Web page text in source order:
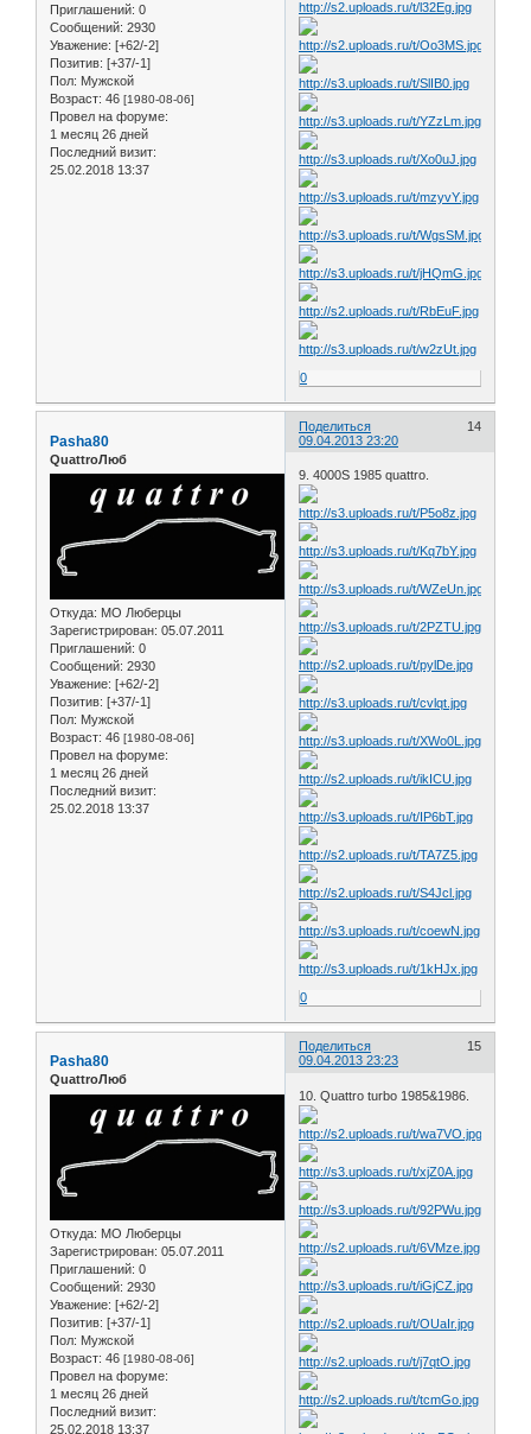
Приглашений: 0
Сообщений: 2930
Уважение: [+62/-2]
Позитив: [+37/-1]
Пол: Мужской
Возраст: 46 [1980-08-06]
Провел на форуме:
1 месяц 26 дней
Последний визит:
25.02.2018 13:37
0
Поделиться
14
09.04.2013 23:20
Pasha80
QuattroЛюб
Откуда: МО Люберцы
Зарегистрирован: 05.07.2011
Приглашений: 0
Сообщений: 2930
Уважение: [+62/-2]
Позитив: [+37/-1]
Пол: Мужской
Возраст: 46 [1980-08-06]
Провел на форуме:
1 месяц 26 дней
Последний визит:
25.02.2018 13:37
9. 4000S 1985 quattro.
0
Поделиться
15
09.04.2013 23:23
Pasha80
QuattroЛюб
Откуда: МО Люберцы
Зарегистрирован: 05.07.2011
Приглашений: 0
Сообщений: 2930
Уважение: [+62/-2]
Позитив: [+37/-1]
Пол: Мужской
Возраст: 46 [1980-08-06]
Провел на форуме:
1 месяц 26 дней
Последний визит:
25.02.2018 13:37
10. Quattro turbo 1985&1986.